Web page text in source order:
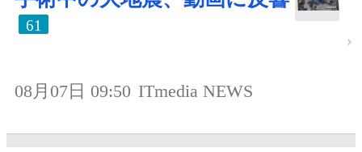
61
08月07日 09:50 ITmedia NEWS